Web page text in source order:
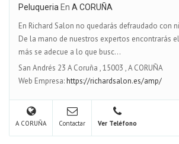
Peluqueria En A CORUÑA
En Richard Salon no quedarás defraudado con
De la mano de nuestros expertos encontrarás
más se adecue a lo que busc...
San Andrés 23 A Coruña ,15003 ,A CORUÑA
Web Empresa:https://richardsalon.es/amp/
A CORUÑA Contactar Ver Teléfono